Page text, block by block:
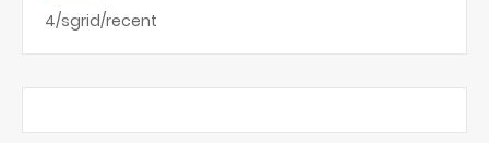
4/sgrid/recent